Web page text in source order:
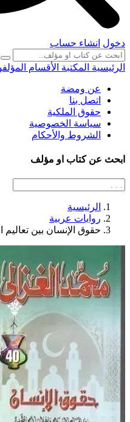
دخول انشاء حساب
الرئيسية المكتبة الأقسام
عن ومضة
اتصل بنا
حقوق الملكية
سياسة الخصوصية
الشروط والأحكام
ابحث عن كتاب او مؤلف
الرئيسية
روايات عربية
حقوق الإنسان بين تعاليم